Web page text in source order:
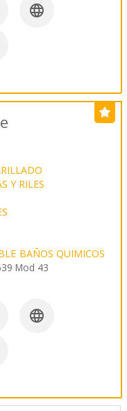

Y RILES
BAÑOS QUIMICOS
Mod 43
